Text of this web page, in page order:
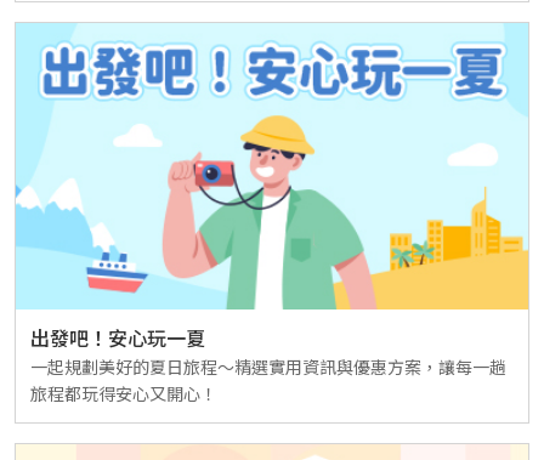
出發吧！安心玩一夏
一起規劃美好的夏日旅程～精選實用資訊與優惠方案，讓每一趟
旅程都玩得安心又開心！